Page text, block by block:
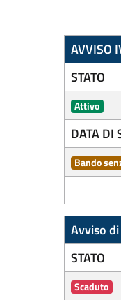
AVVISO
STATO
Attivo
DATA DI
Bando
Avviso
STATO
Scaduto